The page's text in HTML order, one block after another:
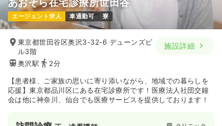
エージェント求人 車通勤可 寮
東京都世田谷区奥沢3-32-6 デューンズビ
ル3階
奥沢駅
2分
施設詳細
【患者様、ご家族の思いに寄り添いながら、地域での暮らしを
応援】東京都品川区にある在宅診療所です！医療法人社団交鐘
会は他に神奈川、仙台でも医療サービスを提供しております！